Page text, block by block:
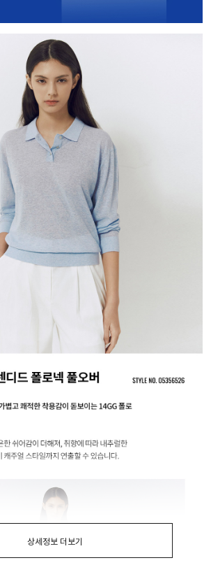
상세정보 더보기